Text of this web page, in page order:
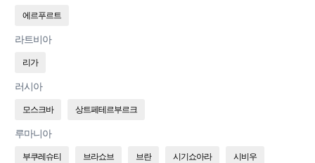
에르푸르트
라트비아
리가
러시아
모스크바 상트페테르부르크
루마니아
부쿠레슈티 브라쇼브 브란 시기쇼아라 시비우